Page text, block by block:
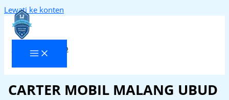
Lewati ke konten
Laja Transindo
CARTER MOBIL MALANG UBUD